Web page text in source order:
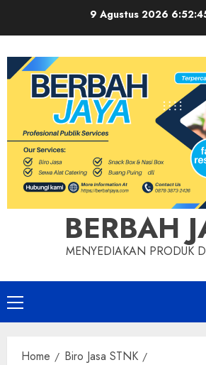
9 Agustus 2026
BERBAH
MENYEDIAKAN PRODUK
Primary
Menu
Home
Biro Jasa STNK